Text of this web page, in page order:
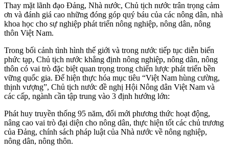
Thay mặt lãnh đạo Đảng, Nhà nước, Chủ tịch nước trân trọng cảm
ơn và đánh giá cao những đóng góp quý báu của các nông dân, nhà
khoa học cho sự nghiệp phát triển nông nghiệp, nông dân, nông
thôn Việt Nam.
Trong bối cảnh tình hình thế giới và trong nước tiếp tục diễn biến
phức tạp, Chủ tịch nước khẳng định nông nghiệp, nông dân, nông
thôn có vai trò đặc biệt quan trọng trong chiến lược phát triển bền
vững quốc gia. Để hiện thực hóa mục tiêu “Việt Nam hùng cường,
thịnh vượng”, Chủ tịch nước đề nghị Hội Nông dân Việt Nam và
các cấp, ngành cần tập trung vào 3 định hướng lớn:
Phát huy truyền thống 95 năm, đổi mới phương thức hoạt động,
nâng cao vai trò đại diện cho nông dân, thực hiện tốt các chủ trương
của Đảng, chính sách pháp luật của Nhà nước về nông nghiệp,
nông dân, nông thôn.